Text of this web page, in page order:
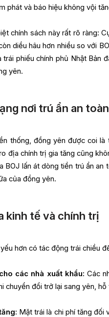
phát và báo hiệu không vội
chính sách này rất rõ ràng:
diều hâu hơn nhiều so với
trái phiếu chính phủ Nhật Bản
yên.
nơi trú ẩn an
thống, đồng yên được coi là
địa chính trị gia tăng cũng
BOJ lấn át dòng tiền trú ẩn
của đồng yên.
kinh tế và chính trị
hơn có tác động trái chiều
các nhà xuất khẩu: Các
chuyển đổi trở lại sang yên,
Mặt trái là chi phí tăng đối